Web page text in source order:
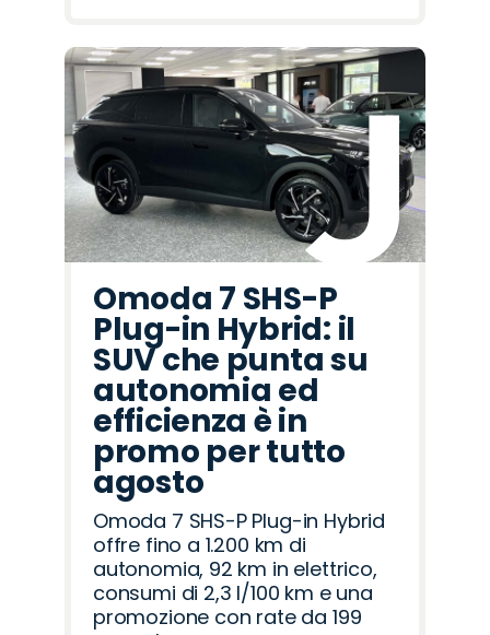
Omoda 7 SHS-P
Plug-in Hybrid: il
SUV che punta su
autonomia ed
efficienza è in
promo per tutto
agosto
Omoda 7 SHS-P Plug-in Hybrid
offre fino a 1.200 km di
autonomia, 92 km in elettrico,
consumi di 2,3 l/100 km e una
promozione con rate da 199